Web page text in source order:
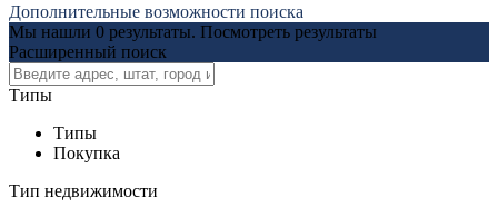
Дополнительные возможности поиска
Мы нашли 0 результаты. Посмотреть результаты
Расширенный поиск
Типы
Типы
Покупка
Тип недвижимости